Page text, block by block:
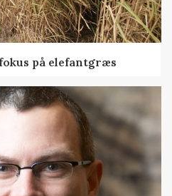
på elefantgræs